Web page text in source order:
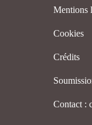
Mentions
Cookies
Crédits
Contact :